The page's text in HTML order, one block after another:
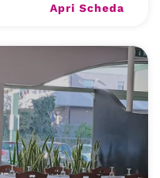
Apri Scheda